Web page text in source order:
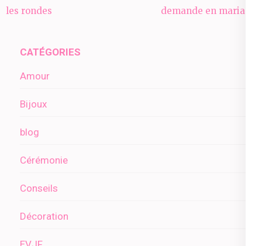
de
les rondes demande en mariage
CATÉGORIES
Amour
Bijoux
blog
Cérémonie
Conseils
Décoration